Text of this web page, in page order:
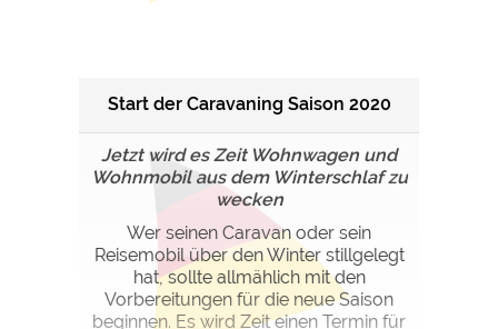
Start der Caravaning Saison 2020
Jetzt wird es Zeit Wohnwagen und
Wohnmobil aus dem Winterschlaf zu
wecken
Wer seinen Caravan oder sein
Reisemobil über den Winter stillgelegt
hat, sollte allmählich mit den
Vorbereitungen für die neue Saison
beginnen. Es wird Zeit einen Termin für